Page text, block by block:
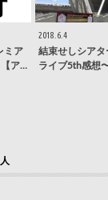
ミア
【ア…
2018.6.4
結束せしシア
ライブ5th感想